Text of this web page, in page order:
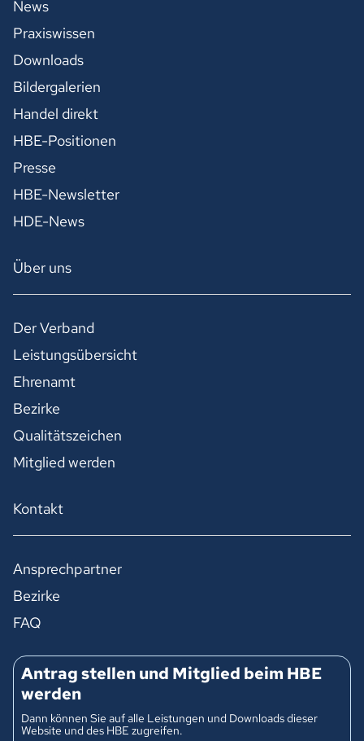
News
Praxiswissen
Downloads
Bildergalerien
Handel direkt
HBE-Positionen
Presse
HBE-Newsletter
HDE-News
Über uns
Der Verband
Leistungsübersicht
Ehrenamt
Bezirke
Qualitätszeichen
Mitglied werden
Kontakt
Ansprechpartner
Bezirke
FAQ
Antrag stellen und Mitglied beim HBE
werden
Dann können Sie auf alle Leistungen und Downloads dieser
Website und des HBE zugreifen.